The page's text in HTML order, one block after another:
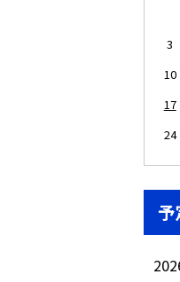
3
10
17
24
予